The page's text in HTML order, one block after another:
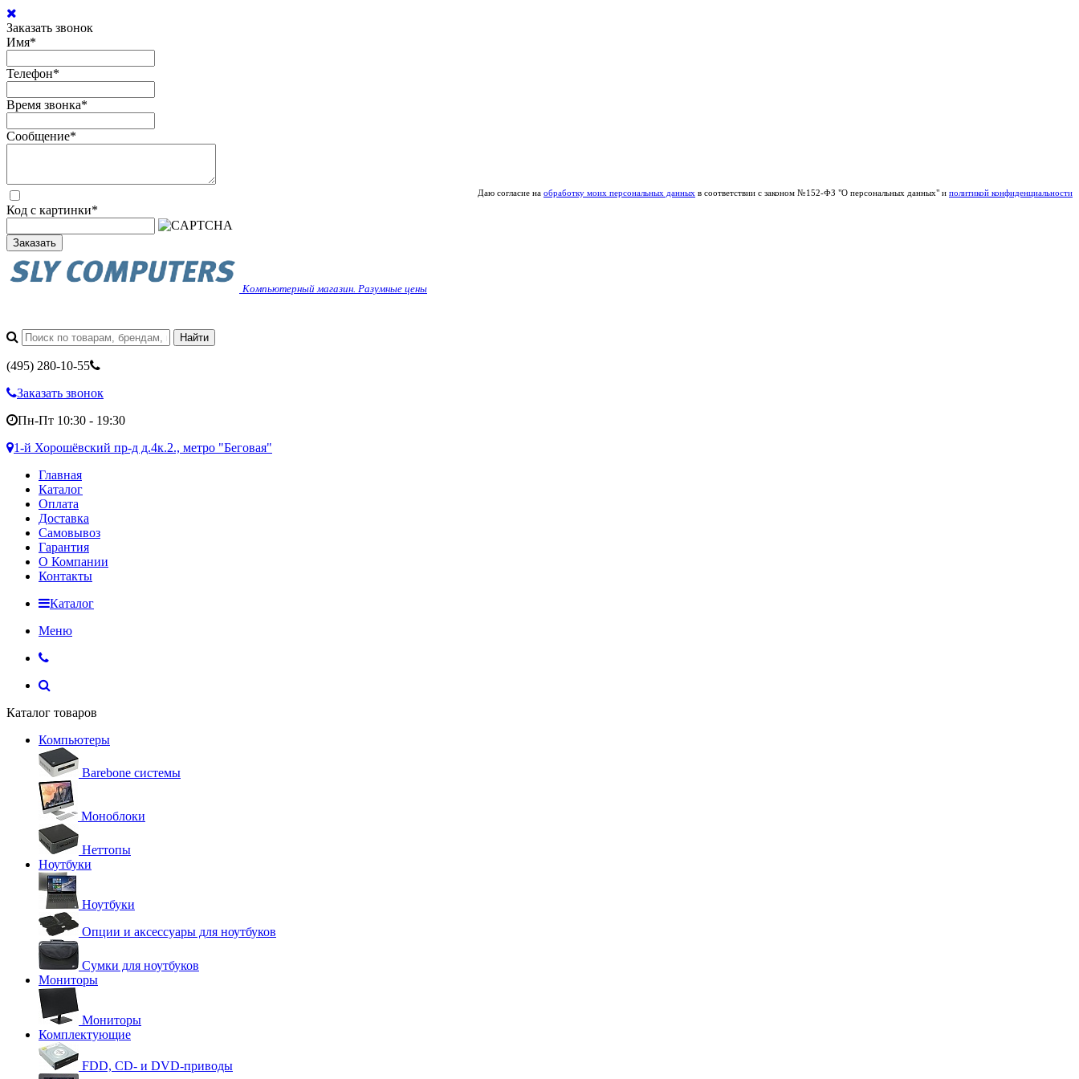
Заказать звонок
Имя*
Телефон*
Время звонка*
Сообщение*
Даю согласие на обработку моих персональных данных в соответствии с законом №152-ФЗ "О персональных данных" и политикой конфиденциальности
Код с картинки*
Заказать
Компьютерный магазин. Разумные цены
(495) 280-10-55
Заказать звонок
Пн-Пт 10:30 - 19:30
1-й Хорошёвский пр-д д.4к.2., метро "Беговая"
Главная
Каталог
Оплата
Доставка
Самовывоз
Гарантия
О Компании
Контакты
Каталог
Меню
Каталог товаров
Компьютеры
Barebone системы
Моноблоки
Неттопы
Ноутбуки
Ноутбуки
Опции и аксессуары для ноутбуков
Сумки для ноутбуков
Мониторы
Мониторы
Комплектующие
FDD, CD- и DVD-приводы